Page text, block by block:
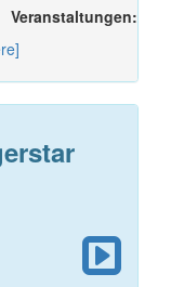
Veranstaltungen: